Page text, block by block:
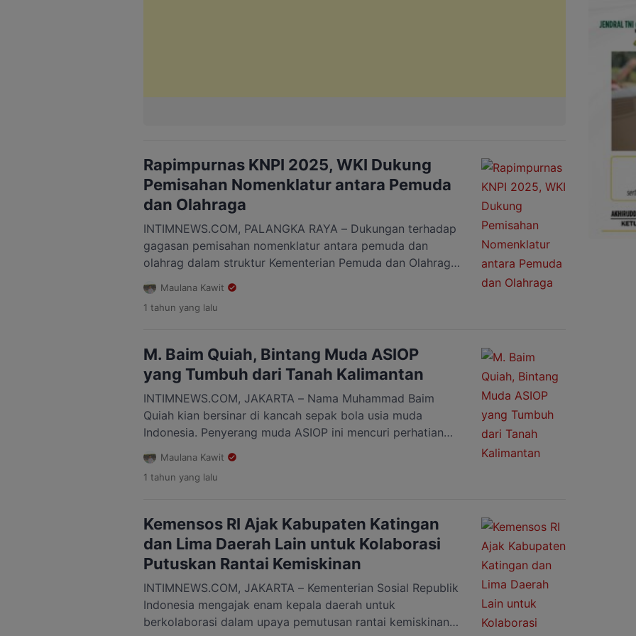
Rapimpurnas KNPI 2025, WKI Dukung
Pemisahan Nomenklatur antara Pemuda
dan Olahraga
INTIMNEWS.COM, PALANGKA RAYA – Dukungan terhadap
gagasan pemisahan nomenklatur antara pemuda dan
olahrag dalam struktur Kementerian Pemuda dan Olahraga
Paripurna Nasional (Rapimpurnas) Komite Nasional
Pemuda Indonesia (KNPI) yang digelar di Palangka Raya,
mendapat respons positif dari seluruh Organisasi
Kepemudaan (OKP) tingkat nasional. Salah […]
Maulana Kawit
1 tahun yang lalu
M. Baim Quiah, Bintang Muda ASIOP
yang Tumbuh dari Tanah Kalimantan
INTIMNEWS.COM, JAKARTA – Nama Muhammad Baim
Quiah kian bersinar di kancah sepak bola usia muda
Indonesia. Penyerang muda ASIOP ini mencuri perhatian
dalam laga perempat final Liga TopSkor (LTS) Jakarta U-
14 pada Sabtu, 15 Juni 2025, di Lapangan Sawangan,
Maulana Kawit
1 tahun yang lalu
Kemensos RI Ajak Kabupaten Katingan
dan Lima Daerah Lain untuk Kolaborasi
Putuskan Rantai Kemiskinan
INTIMNEWS.COM, JAKARTA – Kementerian Sosial Republik
Indonesia mengajak enam kepala daerah untuk
berkolaborasi dalam upaya pemutusan rantai kemiskinan